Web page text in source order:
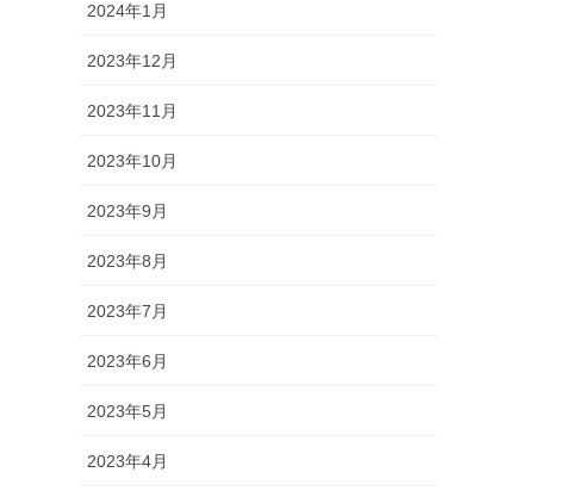
2024年1月
2023年12月
2023年11月
2023年10月
2023年9月
2023年8月
2023年7月
2023年6月
2023年5月
2023年4月